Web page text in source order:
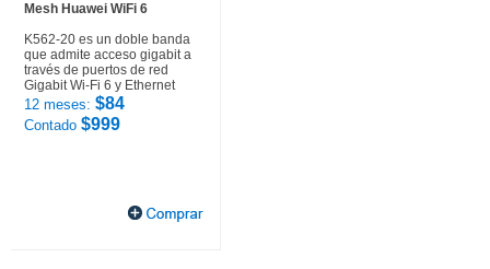
Mesh Huawei WiFi 6
K562-20 es un doble banda
que admite acceso gigabit a
través de puertos de red
Gigabit Wi-Fi 6 y Ethernet
12 meses: $84
Contado $999